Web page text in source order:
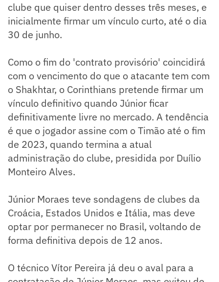
clube que quiser dentro desses três meses, e
inicialmente firmar um vínculo curto, até o dia
30 de junho.
Como o fim do 'contrato provisório' coincidirá
com o vencimento do que o atacante tem com
o Shakhtar, o Corinthians pretende firmar um
vínculo definitivo quando Júnior ficar
definitivamente livre no mercado. A tendência
é que o jogador assine com o Timão até o fim
de 2023, quando termina a atual
administração do clube, presidida por Duílio
Monteiro Alves.
Júnior Moraes teve sondagens de clubes da
Croácia, Estados Unidos e Itália, mas deve
optar por permanecer no Brasil, voltando de
forma definitiva depois de 12 anos.
O técnico Vítor Pereira já deu o aval para a